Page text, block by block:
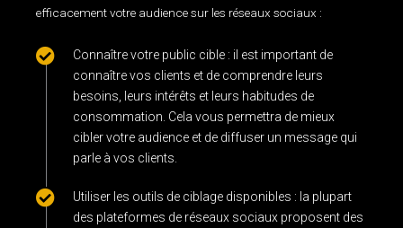
efficacement votre audience sur les réseaux sociaux :
Connaître votre public cible : il est important de
connaître vos clients et de comprendre leurs
besoins, leurs intérêts et leurs habitudes de
consommation. Cela vous permettra de mieux
cibler votre audience et de diffuser un message qui
parle à vos clients.
Utiliser les outils de ciblage disponibles : la plupart
des plateformes de réseaux sociaux proposent des